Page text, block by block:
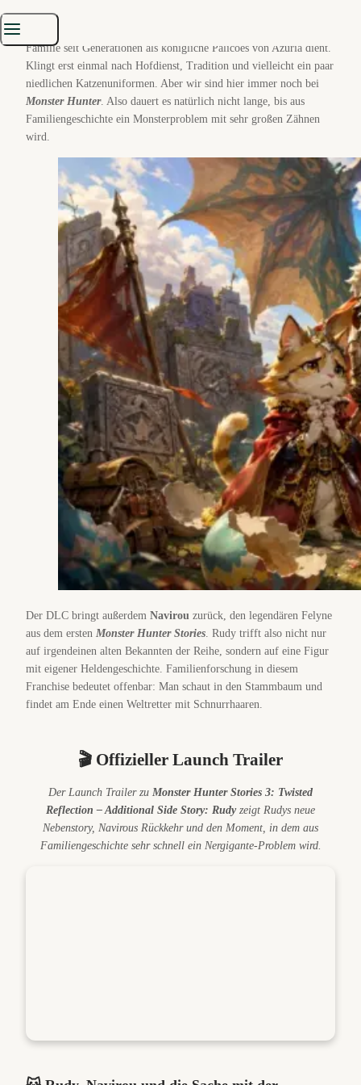
Nachschub: Capcom hat den kostenpflichtigen DLC
Familie seit Generationen als königliche Palicoes von Azuria dient.
Klingt erst einmal nach Hofdienst, Tradition und vielleicht ein paar
niedlichen Katzenuniformen. Aber wir sind hier immer noch bei
Monster Hunter. Also dauert es natürlich nicht lange, bis aus
Familiengeschichte ein Monsterproblem mit sehr großen Zähnen
wird.
Der DLC bringt außerdem Navirou zurück, den legendären Felyne
aus dem ersten Monster Hunter Stories. Rudy trifft also nicht nur
auf irgendeinen alten Bekannten der Reihe, sondern auf eine Figur
mit eigener Heldengeschichte. Familienforschung in diesem
Franchise bedeutet offenbar: Man schaut in den Stammbaum und
findet am Ende einen Weltretter mit Schnurrhaaren.
🎬 Offizieller Launch Trailer
Der Launch Trailer zu Monster Hunter Stories 3: Twisted
Reflection – Additional Side Story: Rudyzeigt Rudys neue
Nebenstory, Navirous Rückkehr und den Moment, in dem aus
Familiengeschichte sehr schnell ein Nergigante-Problem wird.